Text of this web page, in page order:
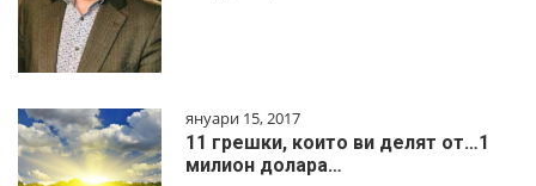
януари 15, 2017
11 грешки, които ви делят от…1
милиoн дoлapa…